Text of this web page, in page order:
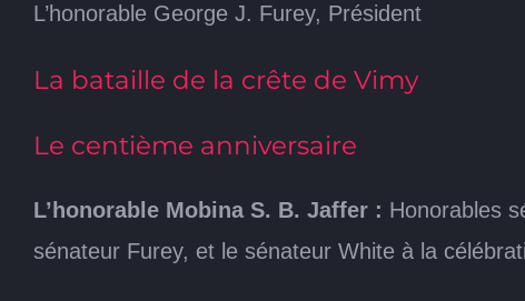
L’honorable George J. Furey, Président
La bataille de la crête de Vimy
Le centième anniversaire
L’honorable Mobina S. B. Jaffer : Honorables
sénateur Furey, et le sénateur White à la